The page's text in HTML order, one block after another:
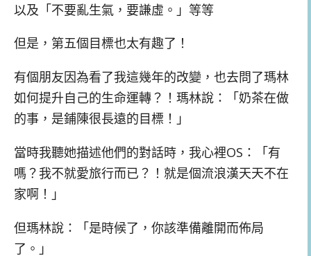
以及「不要亂生氣，要謙虛。」等等
但是，第五個目標也太有趣了！
有個朋友因為看了我這幾年的改變，也去問了瑪林
如何提升自己的生命運轉？！瑪林說：「奶茶在做
的事，是鋪陳很長遠的目標！」
當時我聽她描述他們的對話時，我心裡OS：「有
嗎？我不就愛旅行而已？！就是個流浪漢天天不在
家啊！」
但瑪林說：「是時候了，你該準備離開而佈局
了。」